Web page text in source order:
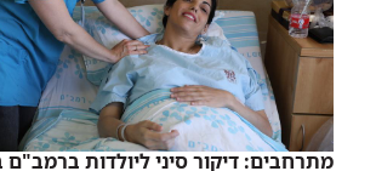
מתרחבים: דיקור סיני ליולדות ברמב"ם